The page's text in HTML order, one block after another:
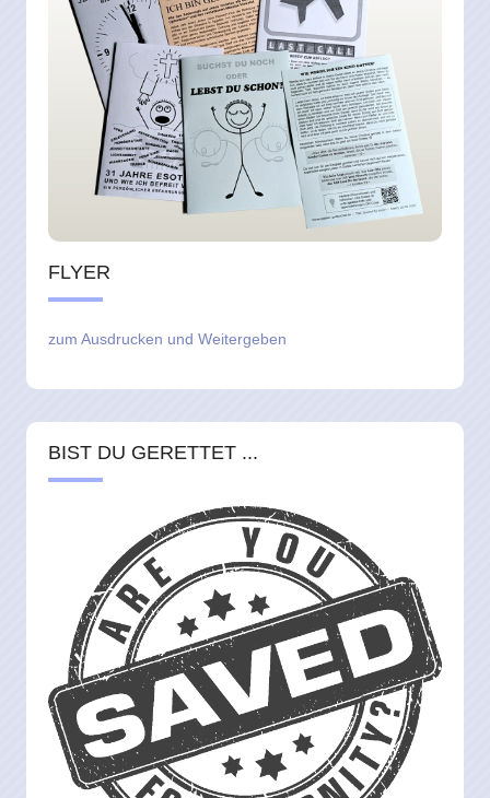
FLYER
zum Ausdrucken und Weitergeben
BIST DU GERETTET ...